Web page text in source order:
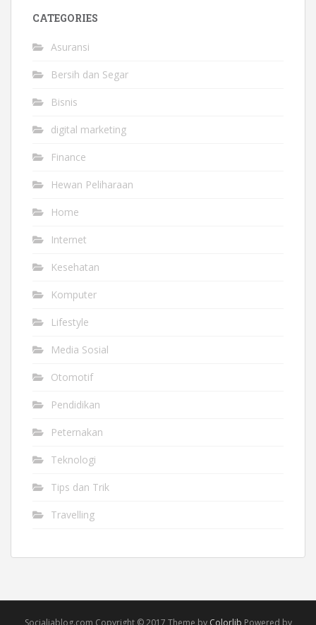
CATEGORIES
Asuransi
Bersih dan Segar
Bisnis
digital marketing
Finance
Hewan Peliharaan
Home
Internet
Kesehatan
Komputer
Lifestyle
Media Sosial
Otomotif
Pendidikan
Peternakan
Teknologi
Tips dan Trik
Travelling
Socialiablog.com Copyright © 2017 Theme by Colorlib Powered by